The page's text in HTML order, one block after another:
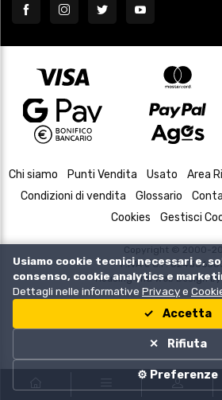
Chi siamo Punti Vendita Usato Area
Condizioni di vendita
Glossario
Cookies
Gestisci
Copyright © 2000-
P.IVA e C.F.
Housing and Web Design
Usiamo cookie tecnici necessari e,
consenso, cookie analytics e
Dettagli nelle informative Privacye
Accetta
Rifiuta
⚙️ Preferenze